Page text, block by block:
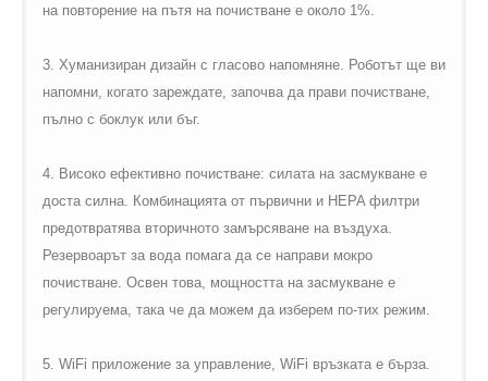
на повторение на пътя на почистване е около 1%.
3. Хуманизиран дизайн с гласово напомняне. Роботът ще ви
напомни, когато зареждате, започва да прави почистване,
пълно с боклук или бъг.
4. Високо ефективно почистване: силата на засмукване е
доста силна. Комбинацията от първични и HEPA филтри
предотвратява вторичното замърсяване на въздуха.
Резервоарът за вода помага да се направи мокро
почистване. Освен това, мощността на засмукване е
регулируема, така че да можем да изберем по-тих режим.
5. WiFi приложение за управление, WiFi връзката е бърза.